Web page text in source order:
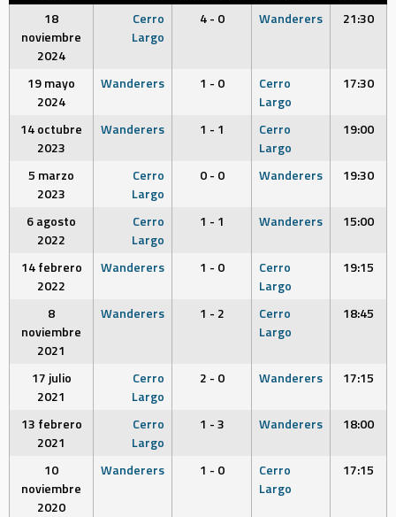
18
noviembre
2024
Cerro
Largo
4 - 0 Wanderers 21:30
19 mayo
2024
Wanderers 1 - 0
Cerro
Largo
17:30
14 octubre
2023
Wanderers 1 - 1
Cerro
Largo
19:00
5 marzo
2023
Cerro
Largo
0 - 0 Wanderers 19:30
6 agosto
2022
Cerro
Largo
1 - 1 Wanderers 15:00
14 febrero
2022
Wanderers 1 - 0
Cerro
Largo
19:15
8
noviembre
2021
Wanderers 1 - 2
Cerro
Largo
18:45
17 julio
2021
Cerro
Largo
2 - 0 Wanderers 17:15
13 febrero
2021
Cerro
Largo
1 - 3 Wanderers 18:00
10
noviembre
2020
Wanderers 1 - 0
Cerro
Largo
17:15